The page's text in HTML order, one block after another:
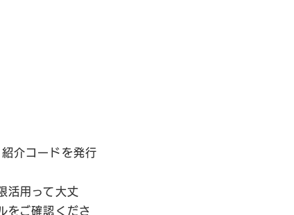
介コードを発行
活用って大丈
をご確認くださ